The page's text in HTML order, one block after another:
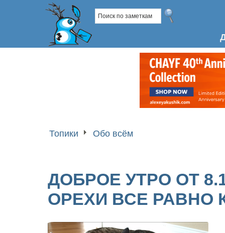
Топики Обо всём
ДОБРОЕ УТРО ОТ
ОРЕХИ ВСЕ РАВНО